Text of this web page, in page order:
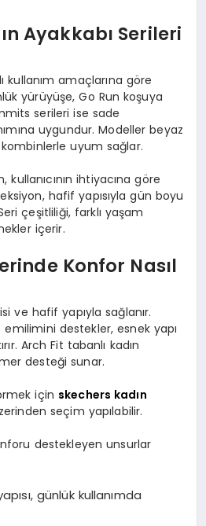
Ayakkabı Serileri
kullanım amaçlarına göre
yürüyüşe, Go Run koşuya
serileri ise sade
uygundur. Modeller beyaz
uyum sağlar.
kullanıcının ihtiyacına göre
hafif yapısıyla gün boyu
çeşitliliği, farklı yaşam
içerir.
Konfor Nasıl
ve hafif yapıyla sağlanır.
destekler, esnek yapı
Arch Fit tabanlı kadın
desteği sunar.
için skechers kadın
seçim yapılabilir.
destekleyen unsurlar
günlük kullanımda